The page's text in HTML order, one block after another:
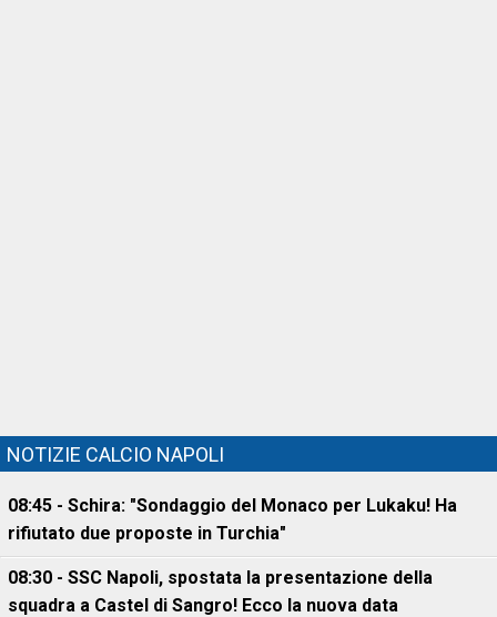
NOTIZIE CALCIO NAPOLI
08:45 - Schira: "Sondaggio del Monaco per Lukaku! Ha
rifiutato due proposte in Turchia"
08:30 - SSC Napoli, spostata la presentazione della
squadra a Castel di Sangro! Ecco la nuova data